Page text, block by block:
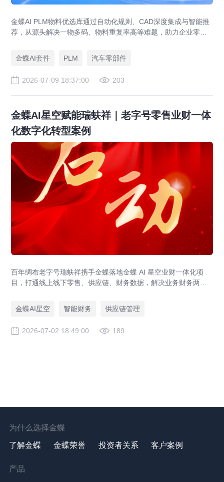
金蝶AI PLM物料优选库通过自动化规则、CAD深度集成与智能推
荐，从源头解决一物多码、物料重复率高等难题，助力企业零部
金蝶AI套件
PLM 汽车零部件
2026-07-09 18:37:00 203
金蝶AI星空赋能瑞蚨祥｜老字号零售业财一体
化数字化转型案例
百年绸布老字号瑞蚨祥携手金蝶落地金蝶 AI 星空业财一体化项
目，打通线上线下零售、供应链、财务数据，解决业务财务两张
金蝶AI星空
智能财务 供应链管理
2026-07-02 18:49:00 189
为什么选择金蝶
了解金蝶 金蝶荣誉 投资者关系 客户案例
产品